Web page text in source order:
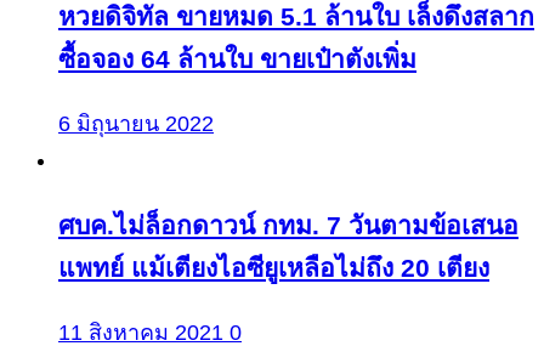
หวยดิจิทัล ขายหมด 5.1 ล้านใบ เล็งดึงสลาก
ซื้อจอง 64 ล้านใบ ขายเป๋าตังเพิ่ม
6 มิถุนายน 2022
ศบค.ไม่ล็อกดาวน์ กทม. 7 วันตามข้อเสนอ
แพทย์ แม้เตียงไอซียูเหลือไม่ถึง 20 เตียง
11 สิงหาคม 2021 0